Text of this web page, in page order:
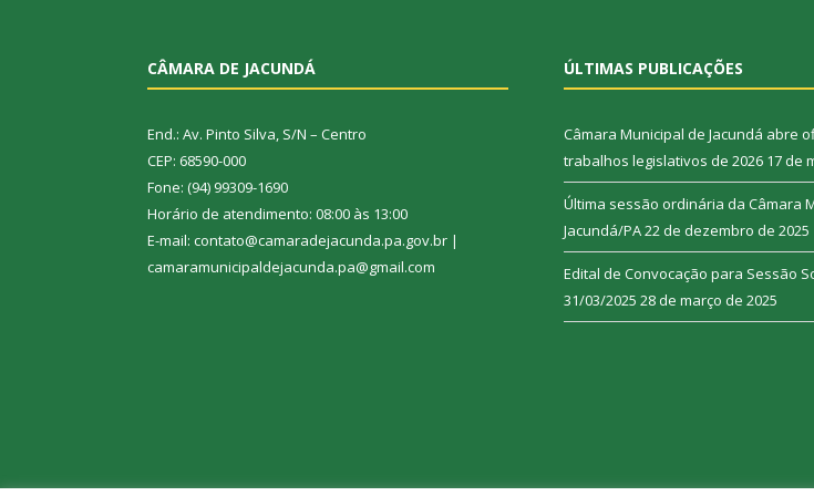
CÂMARA DE JACUNDÁ
End.: Av. Pinto Silva, S/N – Centro
CEP: 68590-000
Fone: (94) 99309-1690
Horário de atendimento: 08:00 às 13:00
E-mail: contato@camaradejacunda.pa.gov.br |
camaramunicipaldejacunda.pa@gmail.com
ÚLTIMAS PUBLICAÇÕES
Câmara Municipal de Jacundá abre
trabalhos legislativos de 2026 17 de
Última sessão ordinária da Câmara
Jacundá/PA22 de dezembro de 2025
Edital de Convocação para Sessão
31/03/2025 28 de março de 2025